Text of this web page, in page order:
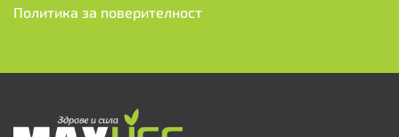
Политика за поверителност